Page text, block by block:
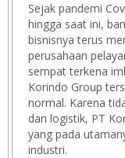
Sejak pandemi
hingga saat ini,
bisnisnya terus
perusahaan
sempat terkena
Korindo Group
normal. Karena
dan logistik, PT
yang pada
industri.